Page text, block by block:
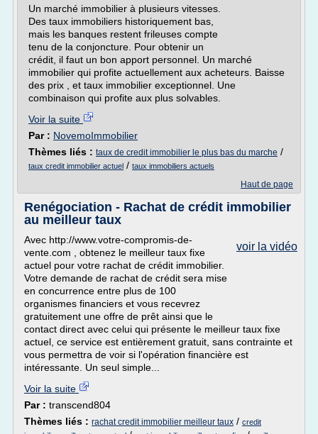
Un marché immobilier à plusieurs vitesses.
Des taux immobiliers historiquement bas,
mais les banques restent frileuses compte
tenu de la conjoncture. Pour obtenir un
crédit, il faut un bon apport personnel. Un marché
immobilier qui profite actuellement aux acheteurs. Baisse
des prix , et taux immobilier exceptionnel. Une
combinaison qui profite aux plus solvables.
Voir la suite
Par : NovemoImmobilier
Thèmes liés : taux de credit immobilier le plus bas du marche /
taux credit immobilier actuel / taux immobiliers actuels
Haut de page
Renégociation - Rachat de crédit immobilier
au meilleur taux
voir la vidéo
Avec http://www.votre-compromis-de-
vente.com , obtenez le meilleur taux fixe
actuel pour votre rachat de crédit immobilier.
Votre demande de rachat de crédit sera mise
en concurrence entre plus de 100
organismes financiers et vous recevrez
gratuitement une offre de prêt ainsi que le
contact direct avec celui qui présente le meilleur taux fixe
actuel, ce service est entièrement gratuit, sans contrainte et
vous permettra de voir si l'opération financière est
intéressante. Un seul simple...
Voir la suite
Par : transcend804
Thèmes liés : rachat credit immobilier meilleur taux / credit